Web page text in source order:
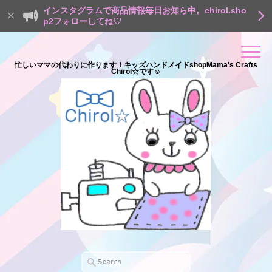
インスタグラムで商品情報毎日お知ら中。chirol.sho
p2フォローしてね♡
忙しいママの代わりに作ります！キッズハンドメイドshopMama's Crafts
Chirol☆です☺